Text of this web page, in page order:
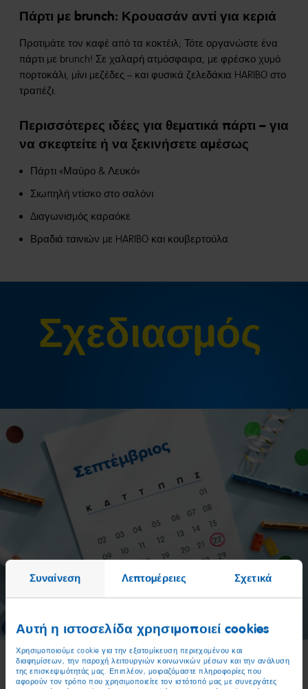
Συναίνεση Λεπτομέρειες Σχετικά
Αυτή η ιστοσελίδα χρησιμοποιεί cookies
Χρησιμοποιούμε cookie για την εξατομίκευση περιεχομένου και
διαφημίσεων, την παροχή λειτουργιών κοινωνικών μέσων και την ανάλυση
της επισκεψιμότητάς μας. Επιπλέον, μοιραζόμαστε πληροφορίες που
αφορούν τον τρόπο που χρησιμοποιείτε τον ιστότοπό μας με συνεργάτες
Πάρτι με brunch: Κρουασάν αντί για κεριά
Προτιμάτε τον καφέ από τα κοκτέιλ; Τότε οργανώστε ένα
πάρτι με brunch! Σε χαλαρή ατμόσφαιρα, με φρέσκο χυμό
πορτοκάλι, μίνι μεζέδες – και φυσικά ζελεδάκια HARIBO στο
τραπέζι.
Περισσότερες ιδέες για θεματικά πάρτι – για
να σκεφτείτε ή να ξεκινήσετε αμέσως
Πάρτι «Μαύρο & Λευκό»
Σιωπηλή ντίσκο στο σαλόνι
Διαγωνισμός καραόκε
Βραδιά ταινιών με HARIBO και κουβερτούλα
Σχεδιασμός